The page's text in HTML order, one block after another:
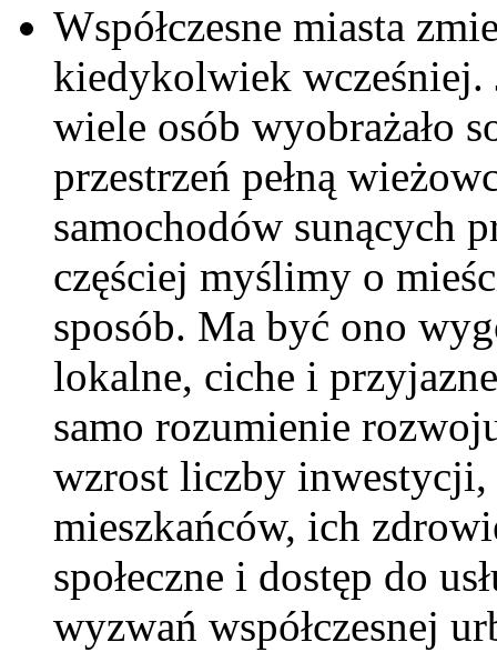
Współczesne miasta
kiedykolwiek wcześniej.
wiele osób wyobrażało
przestrzeń pełną
samochodów sunących
częściej myślimy o
sposób. Ma być ono
lokalne, ciche i
samo rozumienie
wzrost liczby inwestycji,
mieszkańców, ich
społeczne i dostęp do
wyzwań współczesnej